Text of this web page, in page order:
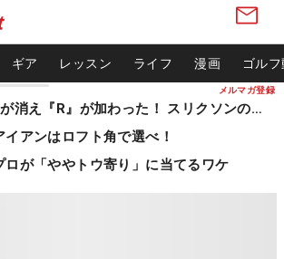
メルマガ登録
ギア レッスン ライフ 漫画 ゴル
『4』が消え『R』が加わった！ スリクソンの新作
イアンはロフト角で選べ！
ロが「ややトウ寄り」に当てるワケ